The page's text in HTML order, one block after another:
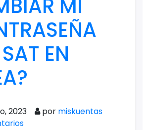
MI
EN
2023 por miskuentas